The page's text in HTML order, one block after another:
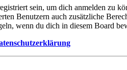
sein, um dich anmelden zu
Benutzern auch zusätzliche
wenn du dich in diesem Board